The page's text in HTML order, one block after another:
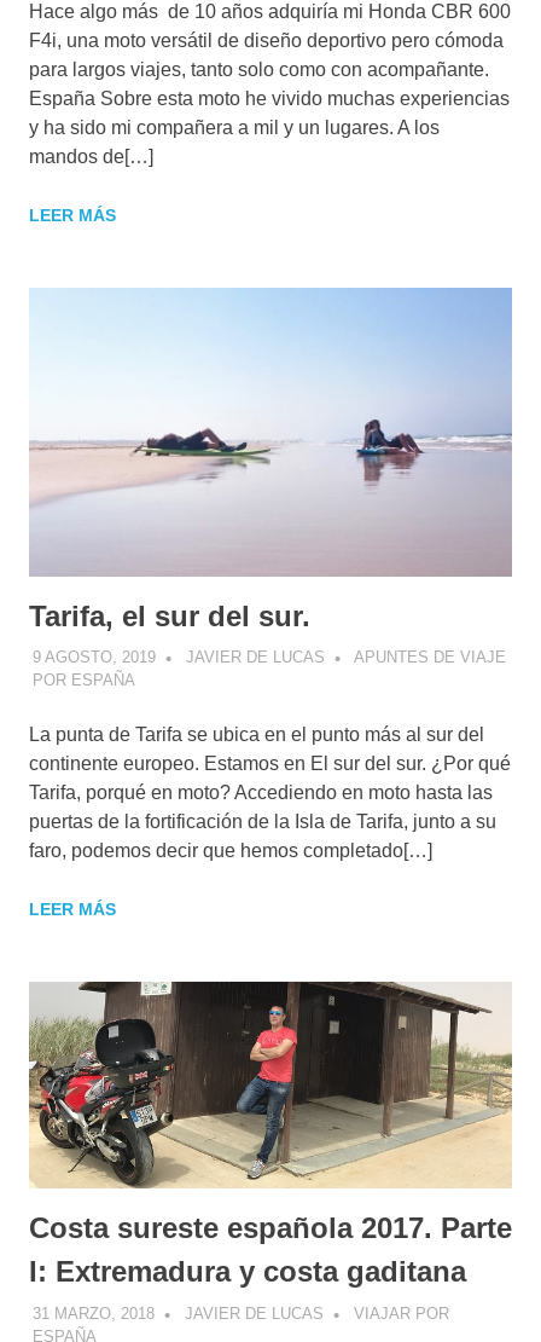
Hace algo más de 10 años adquiría mi Honda CBR 600
F4i, una moto versátil de diseño deportivo pero cómoda
para largos viajes, tanto solo como con acompañante.
España Sobre esta moto he vivido muchas experiencias
y ha sido mi compañera a mil y un lugares. A los
mandos de[…]
LEER MÁS
Tarifa, el sur del sur.
9 AGOSTO, 2019 JAVIER DE LUCAS
APUNTES DE VIAJE
POR ESPAÑA
La punta de Tarifa se ubica en el punto más al sur del
continente europeo. Estamos en El sur del sur. ¿Por qué
Tarifa, porqué en moto? Accediendo en moto hasta las
puertas de la fortificación de la Isla de Tarifa, junto a su
faro, podemos decir que hemos completado[…]
LEER MÁS
Costa sureste española 2017. Parte
I: Extremadura y costa gaditana
31 MARZO, 2018 JAVIER DE LUCAS
VIAJAR POR
ESPAÑA